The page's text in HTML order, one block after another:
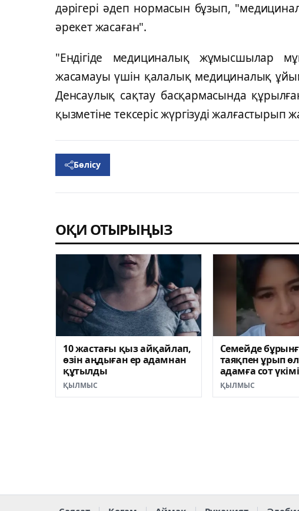
дәрігері әдеп нормасын бұзып,
әрекет жасаған".
"Ендігіде медициналық жұмысшылар
жасамауы үшін қалалық медициналық
Денсаулық сақтау басқармасында
қызметіне тексеріс жүргізуді жалғастырып
Бөлісу
ОҚИ ОТЫРЫҢЫЗ
10 жастағы қыз айқайлап,
өзін аңдыған ер адамнан
құтылды
ҚЫЛМЫС
Семейде
таяқпен ұрып
адамға сот
ҚЫЛМЫС